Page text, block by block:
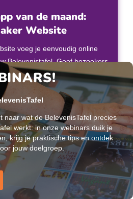
van de maand:
Website
voeg je eenvoudig online
Belevenistafel. Geef bezoekers
bijzondere website, een digitale
een YouTube-kanaal of de
van jouw organisatie.
Lezen
naar wat de BelevenisTafel precies
werkt: in onze webinars duik je
krijg je praktische tips en ontdek
jouw doelgroep.